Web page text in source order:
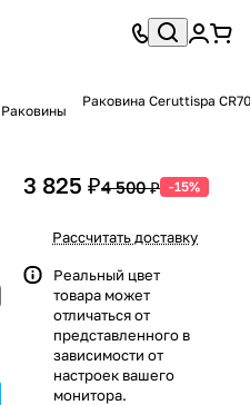
Раковины
Раковина Ceruttispa
3 825 ₽4 500 ₽ -15%
Рассчитать доставку
Реальный цвет
товара может
отличаться от
представленного в
зависимости от
настроек вашего
монитора.